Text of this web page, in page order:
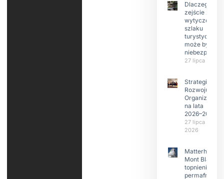
Dlaczego
zejście z
wytyczonego
szlaku
może być
27 lipca 2026
Strategia
Rozwoju
Organizacji
na lata
2026–2029
27 lipca
2026
Matterhorn i
Mont Blanc:
topnienie
permafrost,